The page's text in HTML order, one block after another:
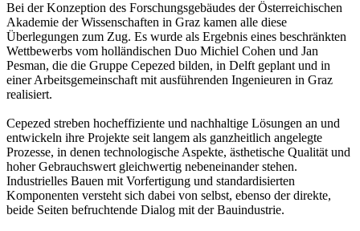
Bei der Konzeption des Forschungsgebäudes der Österreichischen
Akademie der Wissenschaften in Graz kamen alle diese
Überlegungen zum Zug. Es wurde als Ergebnis eines beschränkten
Wettbewerbs vom holländischen Duo Michiel Cohen und Jan
Pesman, die die Gruppe Cepezed bilden, in Delft geplant und in
einer Arbeitsgemeinschaft mit ausführenden Ingenieuren in Graz
realisiert.
Cepezed streben hocheffiziente und nachhaltige Lösungen an und
entwickeln ihre Projekte seit langem als ganzheitlich angelegte
Prozesse, in denen technologische Aspekte, ästhetische Qualität und
hoher Gebrauchswert gleichwertig nebeneinander stehen.
Industrielles Bauen mit Vorfertigung und standardisierten
Komponenten versteht sich dabei von selbst, ebenso der direkte,
beide Seiten befruchtende Dialog mit der Bauindustrie.